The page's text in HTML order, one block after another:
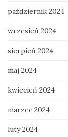
październik 2024
wrzesień 2024
sierpień 2024
maj 2024
kwiecień 2024
marzec 2024
luty 2024